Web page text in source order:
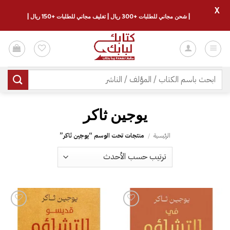
للمحتوى
البحث
عن:
يوجين ثاكر
الرئيسية / منتجات تحت الوسم “يوجين ثاكر”
| شحن مجاني للطلبات +300 ريال | تغليف مجاني للطلبات +150 ريال |
X